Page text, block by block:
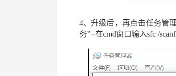
4、升级后，再点击任务管
务”--在cmd窗口输入sfc /